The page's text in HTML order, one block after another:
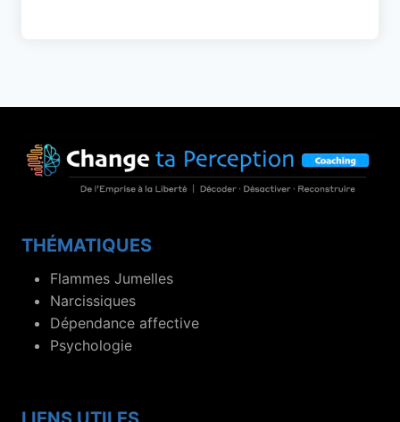
THÉMATIQUES
Flammes Jumelles
Narcissiques
Dépendance affective
Psychologie